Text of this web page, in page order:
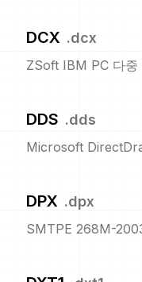
DCX .dcx
ZSoft IBM PC 다
DDS .dds
Microsoft
DPX .dpx
SMTPE 268M-